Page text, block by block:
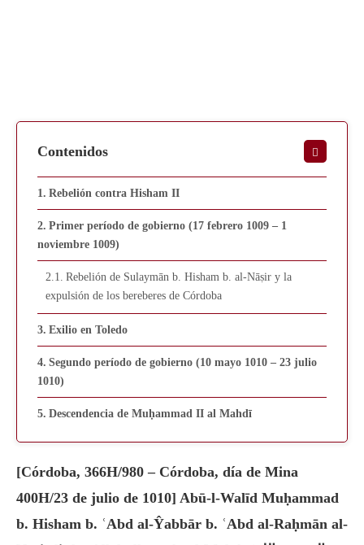
Contenidos
Rebelión contra Hisham II
Primer período de gobierno (17 febrero 1009 – 1
noviembre 1009)
Rebelión de Sulaymān b. Hisham b. al-Nāṣir y la
expulsión de los bereberes de Córdoba
Exilio en Toledo
Segundo período de gobierno (10 mayo 1010 – 23 julio
1010)
Descendencia de Muḥammad II al Mahdī
[Córdoba, 366H/980 – Córdoba, día de Mina
400H/23 de julio de 1010] Abū-l-Walīd Muḥammad
b. Hisham b. ʿAbd al-Ŷabbār b. ʿAbd al-Raḥmān al-